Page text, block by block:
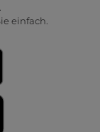
einfach.